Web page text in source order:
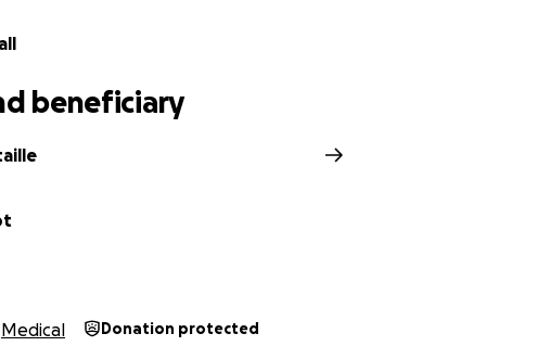
beneficiary
Medical Donation protected